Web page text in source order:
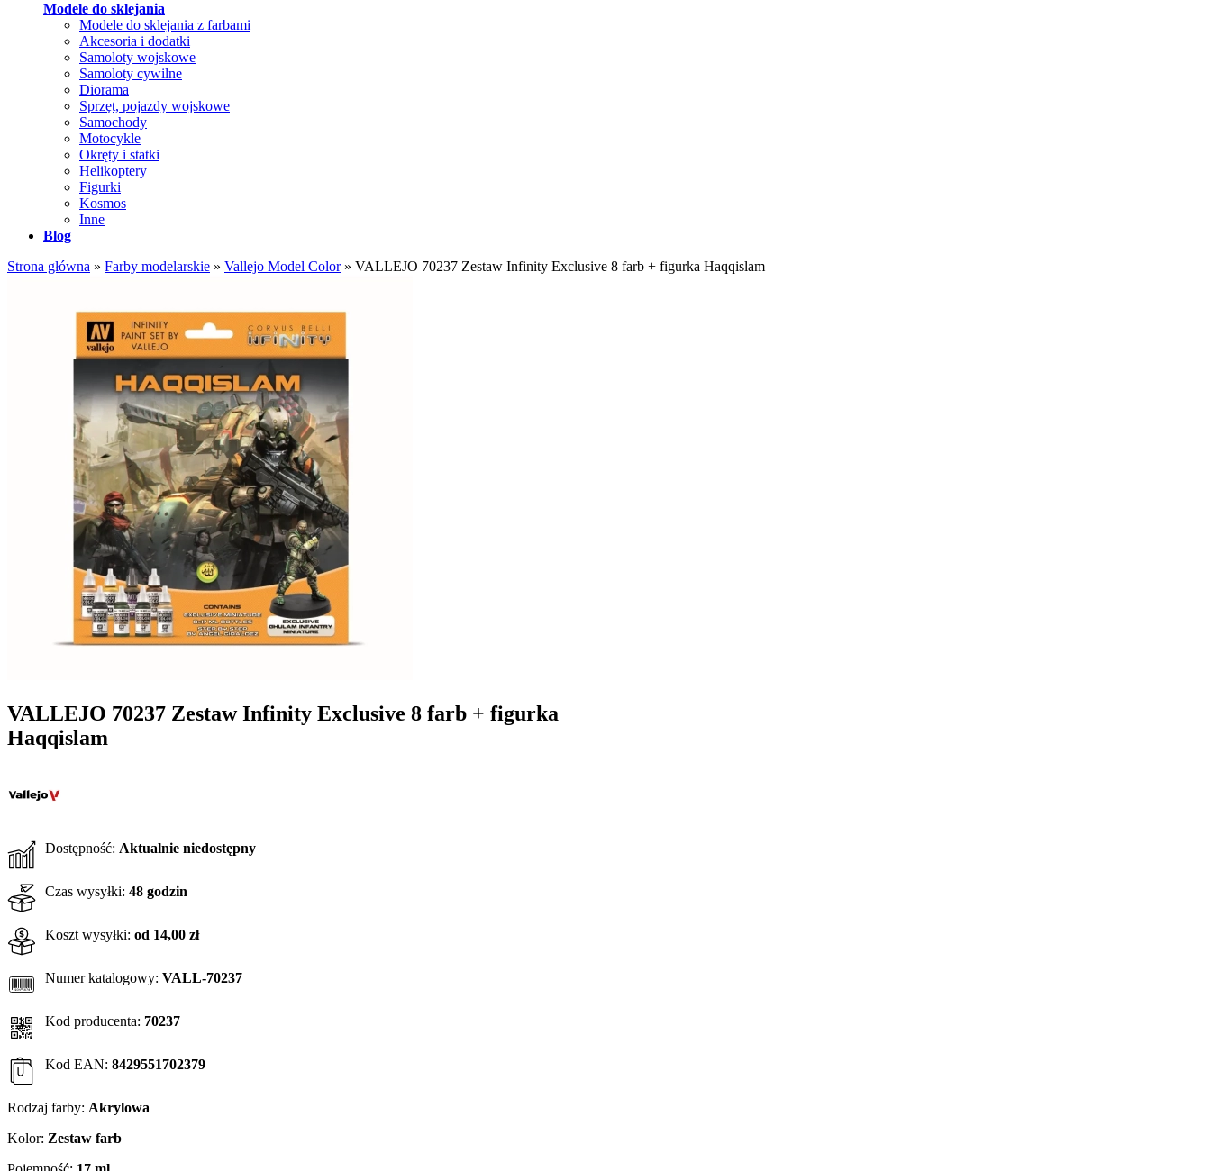
Modele do sklejania
Modele do sklejania z farbami
Akcesoria i dodatki
Samoloty wojskowe
Samoloty cywilne
Diorama
Sprzęt, pojazdy wojskowe
Samochody
Motocykle
Okręty i statki
Helikoptery
Figurki
Kosmos
Inne
Blog
Strona główna » Farby modelarskie » Vallejo Model Color» VALLEJO 70237 Zestaw Infinity Exclusive 8 farb + figurka Haqqislam
VALLEJO 70237 Zestaw Infinity Exclusive 8 farb + figurka
Haqqislam
Dostępność: Aktualnie niedostępny
Czas wysyłki: 48 godzin
Koszt wysyłki: od 14,00 zł
Numer katalogowy: VALL-70237
Kod producenta: 70237
Kod EAN: 8429551702379
Rodzaj farby: Akrylowa
Kolor: Zestaw farb